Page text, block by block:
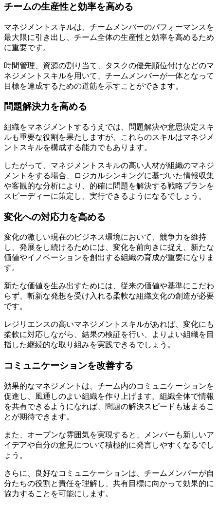
チームの生産性と効率を高める
マネジメントスキルは、チームメンバーのパフォーマンスを
最大限に引き出し、チーム全体の生産性と効率を高めるため
に重要です。
時間管理、資源の割り当て、タスクの優先順位付けなどのマ
ネジメントスキルを用いて、チームメンバーが一体となって
目標を達成するための道筋を示すことができます。
問題解決力を高める
組織をマネジメントするうえでは、問題解決や意思決定スキ
ルも重要な役割を果たしますが、これらのスキルはマネジメ
ントスキルを構成する能力でもあります。
したがって、マネジメントスキルの高い人材が組織のマネジ
メントをする場合、ロジカルシンキングに基づいた情報収集
や客観的な分析により、的確に問題を解決する戦略プランを
スピーディーに策定し、実行できるようになるでしょう。
変化への対応力を高める
変化の激しい現在のビジネス環境において、競争力を維持
し、発展をし続けるためには、変化を前向きに捉え、新たな
価値やイノベーションを創出する組織の育成が重要になりま
す。
新たな価値を生み出すためには、従来の価値や基準にこだわ
らず、斬新な発想を受け入れる柔軟な組織文化の創造が必要
です。
レジリエンスの高いマネジメントスキルがあれば、変化にも
柔軟に対応しながら、結果の検証を行い、よりよい組織を目
指した継続的な取り組みを実践できるでしょう。
コミュニケーションを改善する
効果的なマネジメントは、チーム内のコミュニケーションを
促進し、風通しのよい組織を作り上げます。組織全体で情報
を共有できるようになれば、問題の解決スピードも速まるこ
とが期待できます。
また、オープンな雰囲気を実現すると、メンバーも新しいア
イデアや自分の意見について積極的に発言しやすくなるでし
ょう。
さらに、良好なコミュニケーションは、チームメンバーが自
分たちの役割と責任を理解し、共有目標に向かって効果的に
協力することを可能にします。